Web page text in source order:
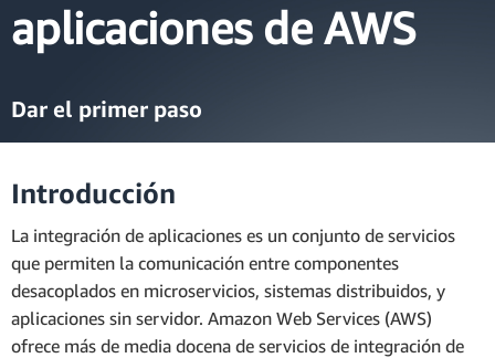
Explorar por rol
aplicaciones de AWS
Dar el primer paso
Introducción
La integración de aplicaciones es un conjunto de servicios
que permiten la comunicación entre componentes
desacoplados en microservicios, sistemas distribuidos, y
aplicaciones sin servidor. Amazon Web Services (AWS)
ofrece más de media docena de servicios de integración de